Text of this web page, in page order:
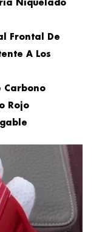
Niquelado
Frontal De
A Los
Carbono
Rojo